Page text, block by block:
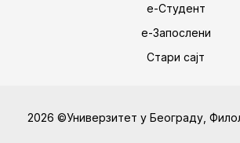
е-Студент
е-Запослени
Стари сајт
2026 ©Универзитет у Београду,